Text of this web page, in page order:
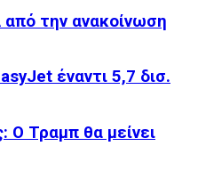
από την ανακοίνωση
έναντι 5,7 δισ.
Ο Τραμπ θα μείνει